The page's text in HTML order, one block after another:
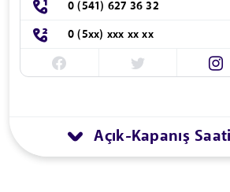
0 (541) 627 36 32
0 (5xx) xxx xx xx
Açık-Kapanış